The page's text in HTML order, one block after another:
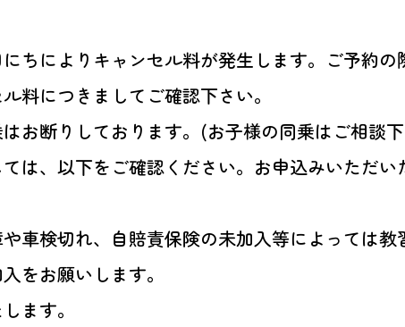
ちによりキャンセル料が発生します。ご予約
料につきましてご確認下さい。
お断りしております。(お子様の同乗はご相談
は、以下をご確認ください。お申込みいただ
車検切れ、自賠責保険の未加入等によっては
をお願いします。
ます。